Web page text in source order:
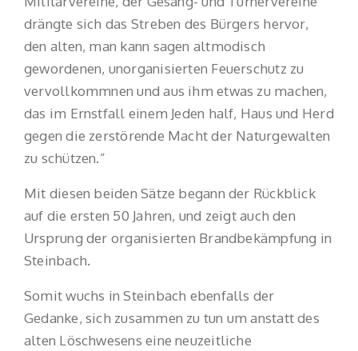
drängte sich das Streben des Bürgers hervor,
den alten, man kann sagen altmodisch
gewordenen, unorganisierten Feuerschutz zu
vervollkommnen und aus ihm etwas zu machen,
das im Ernstfall einem Jeden half, Haus und Herd
gegen die zerstörende Macht der Naturgewalten
zu schützen.”
Mit diesen beiden Sätze begann der Rückblick
auf die ersten 50 Jahren, und zeigt auch den
Ursprung der organisierten Brandbekämpfung in
Steinbach.
Somit wuchs in Steinbach ebenfalls der
Gedanke, sich zusammen zu tun um anstatt des
alten Löschwesens eine neuzeitliche